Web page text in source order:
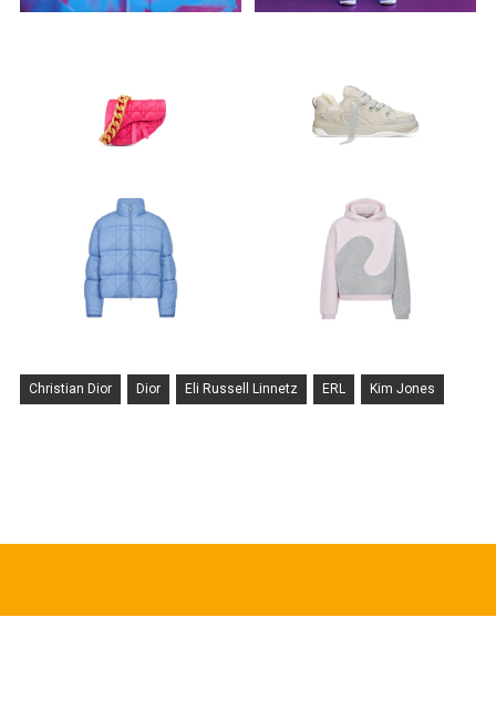
Christian Dior Dior Eli Russell Linnetz ERL Kim Jones